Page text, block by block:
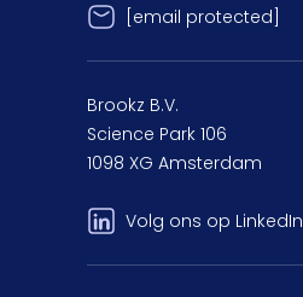
[email protected]
Brookz B.V.
Science Park 106
1098 XG Amsterdam
Volg ons op LinkedIn